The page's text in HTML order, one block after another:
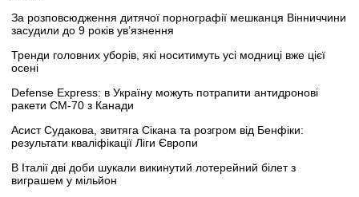
За розповсюдження дитячої порнографії мешканця Вінниччини
засудили до 9 років ув’язнення
Тренди головних уборів, які носитимуть усі модниці вже цієї
осені
Defense Express: в Україну можуть потрапити антидронові
ракети CM-70 з Канади
Асист Судакова, звитяга Сікана та розгром від Бенфіки:
результати кваліфікації Ліги Європи
В Італії дві доби шукали викинутий лотерейний білет з
виграшем у мільйон